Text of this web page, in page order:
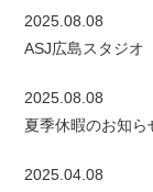
2025.08.08
ASJ広島スタジオ
2025.08.08
夏季休暇のお知ら
2025.04.08